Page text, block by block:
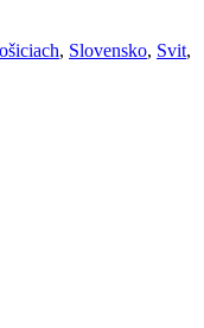
, Slovensko, Svit,